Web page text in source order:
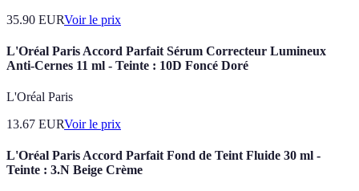
35.90 EURVoir le prix
L'Oréal Paris Accord Parfait Sérum Correcteur Lumineux
Anti-Cernes 11 ml - Teinte : 10D Foncé Doré
L'Oréal Paris
13.67 EURVoir le prix
L'Oréal Paris Accord Parfait Fond de Teint Fluide 30 ml -
Teinte : 3.N Beige Crème